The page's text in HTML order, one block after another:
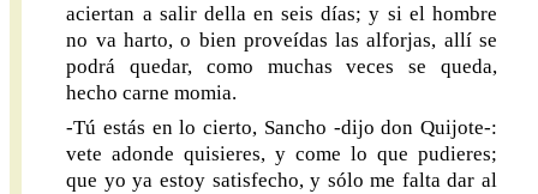
aciertan a salir della en seis días; y si el hombre
no va harto, o bien proveídas las alforjas, allí se
podrá quedar, como muchas veces se queda,
hecho carne momia.
-Tú estás en lo cierto, Sancho -dijo don Quijote-:
vete adonde quisieres, y come lo que pudieres;
que yo ya estoy satisfecho, y sólo me falta dar al